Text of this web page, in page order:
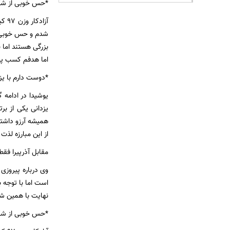
*حس خوبی از
شدم و حس خوبی
بزرگی هستند
اما هدفم کسب
*دوست دارم با
یزدانی یکی از
همیشه آرزو
از این مبارزه
مقابل آذرپیرا
وی درباره
نهایت با همین
*حس خوبی از